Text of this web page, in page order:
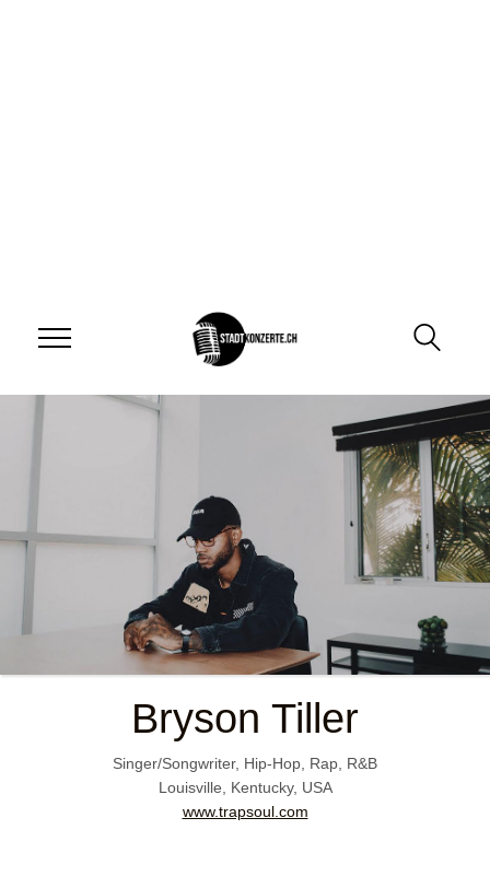
Bryson Tiller
Singer/Songwriter, Hip-Hop, Rap, R&B
Louisville, Kentucky, USA
www.trapsoul.com